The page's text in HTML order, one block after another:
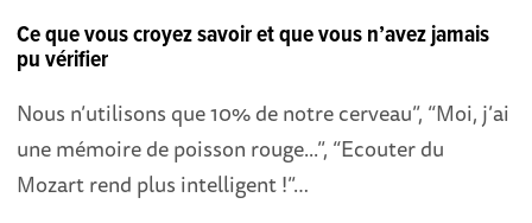
Ce que vous croyez savoir et que vous n’avez jamais
pu vérifier
Nous n’utilisons que 10% de notre cerveau”, “Moi, j’ai
une mémoire de poisson rouge...”, “Ecouter du
Mozart rend plus intelligent !”…